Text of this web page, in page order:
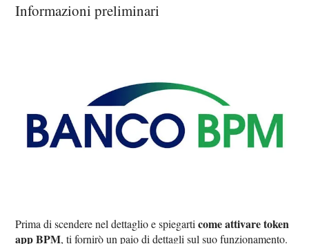
Informazioni preliminari
Prima di scendere nel dettaglio e spiegarticome attivare token
app BPM, ti fornirò un paio di dettagli sul suo funzionamento.